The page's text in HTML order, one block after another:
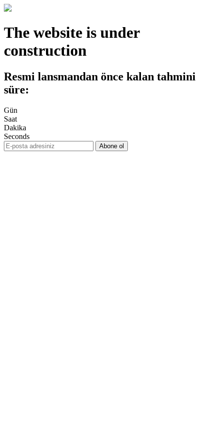
The website is under
construction
Resmi lansmandan önce kalan tahmini
süre:
Gün
Saat
Dakika
Seconds